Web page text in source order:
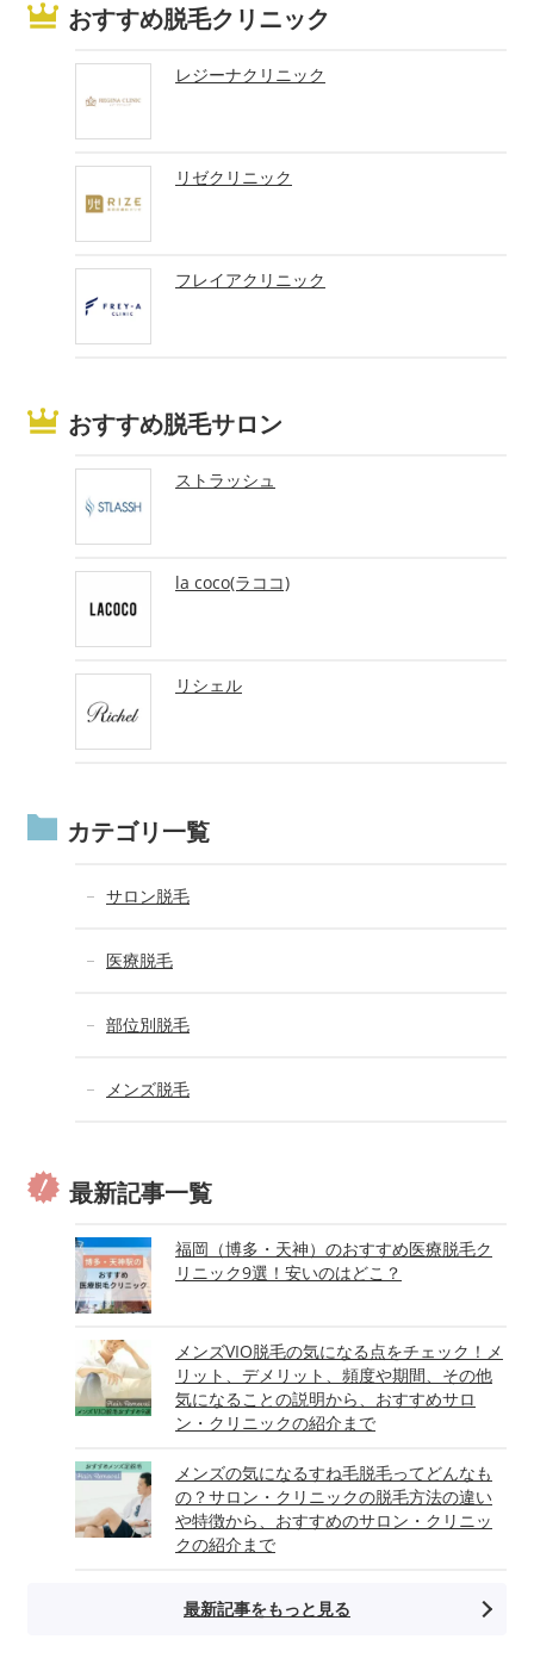
おすすめ脱毛クリニック
レジーナクリニック
リゼクリニック
フレイアクリニック
おすすめ脱毛サロン
ストラッシュ
la coco(ラココ)
リシェル
カテゴリ一覧
サロン脱毛
医療脱毛
部位別脱毛
メンズ脱毛
最新記事一覧
福岡（博多・天神）のおすすめ医療脱毛ク
リニック9選！安いのはどこ？
メンズVIO脱毛の気になる点をチェック！メ
リット、デメリット、頻度や期間、その他
気になることの説明から、おすすめサロ
ン・クリニックの紹介まで
メンズの気になるすね毛脱毛ってどんなも
の？サロン・クリニックの脱毛方法の違い
や特徴から、おすすめのサロン・クリニッ
クの紹介まで
最新記事をもっと見る